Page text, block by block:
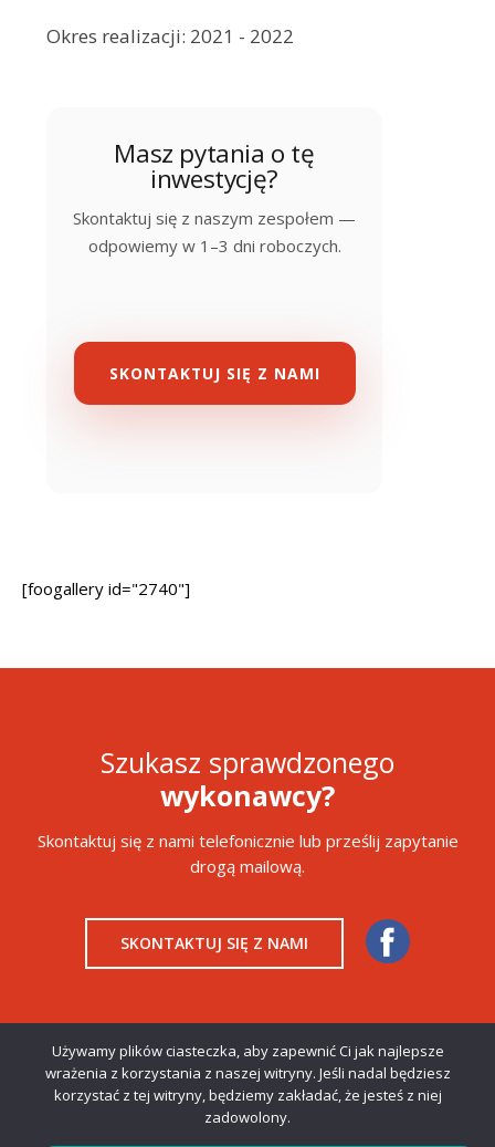
Okres realizacji: 2021 - 2022
Masz pytania o tę
inwestycję?
Skontaktuj się z naszym zespołem —
odpowiemy w 1–3 dni roboczych.
SKONTAKTUJ SIĘ Z NAMI
[foogallery id="2740"]
Szukasz sprawdzonego
wykonawcy?
Skontaktuj się z nami telefonicznie lub prześlij zapytanie
drogą mailową.
SKONTAKTUJ SIĘ Z NAMI
Copyright © 2019 Primost Południe. Wszystkie prawa
zastrzeżone.
Używamy plików ciasteczka, aby zapewnić Ci jak najlepsze
wrażenia z korzystania z naszej witryny. Jeśli nadal będziesz
korzystać z tej witryny, będziemy zakładać, że jesteś z niej
zadowolony.